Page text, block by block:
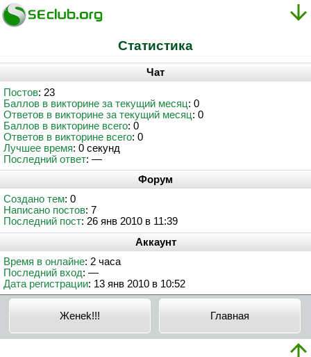
Статистика
Чат
Постов: 23
Баллов в викторине за текущий месяц: 0
Ответов в викторине за текущий месяц: 0
Баллов в викторине всего: 0
Ответов в викторине всего: 0
Лучшее время: 0 секунд
Последний ответ: —
Форум
Создано тем: 0
Написано постов: 7
Последний пост: 26 янв 2010 в 11:39
Аккаунт
Время в онлайне: 2 часа
Последний вход: —
Дата регистрации: 13 янв 2010 в 10:52
Жeнek!!! Главная